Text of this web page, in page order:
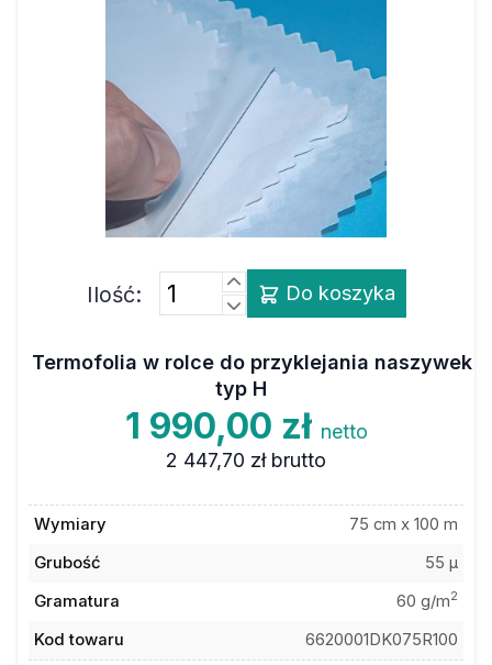
Ilość: Do koszyka
Termofolia w rolce do przyklejania naszywek
typ H
1 990,00 zł netto
2 447,70 zł brutto
Wymiary
75 cm x 100 m
Grubość
55 µ
Gramatura
60 g/m2
Kod towaru 6620001DK075R100